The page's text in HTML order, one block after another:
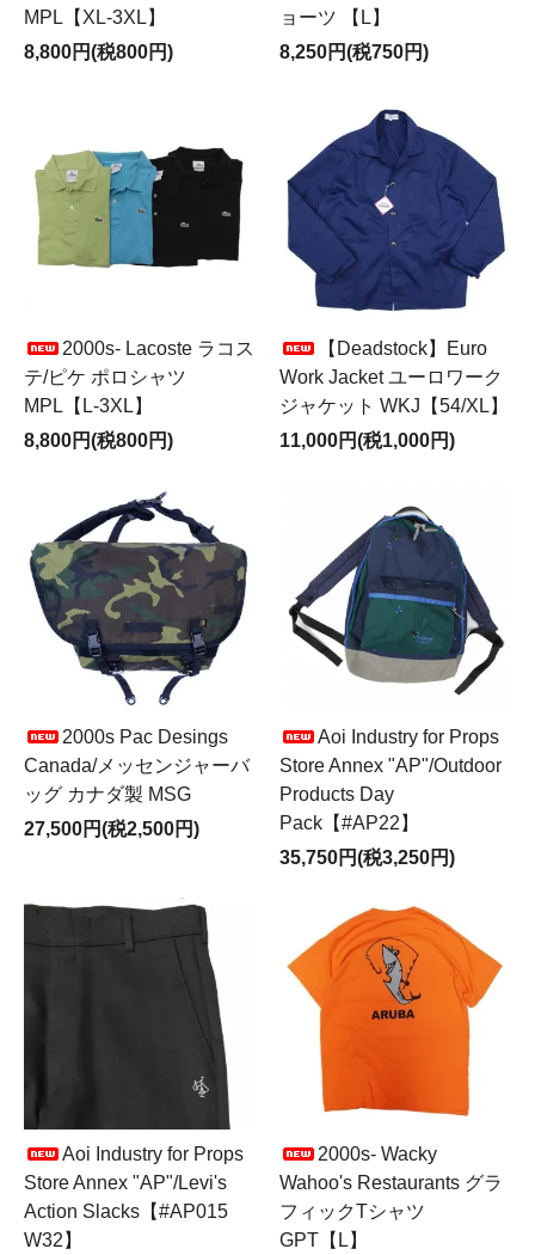
MPL【XL-3XL】
8,800円(税800円)
ョーツ 【L】
8,250円(税750円)
2000s- Lacoste ラコス
テ/ピケ ポロシャツ
MPL【L-3XL】
8,800円(税800円)
【Deadstock】Euro
Work Jacket ユーロワーク
ジャケット WKJ【54/XL】
11,000円(税1,000円)
2000s Pac Desings
Canada/メッセンジャーバ
ッグ カナダ製 MSG
27,500円(税2,500円)
Aoi Industry for Props
Store Annex "AP"/Outdoor
Products Day
Pack【#AP22】
35,750円(税3,250円)
Aoi Industry for Props
Store Annex "AP"/Levi's
Action Slacks【#AP015
W32】
2000s- Wacky
Wahoo's Restaurants グラ
フィックTシャツ
GPT【L】